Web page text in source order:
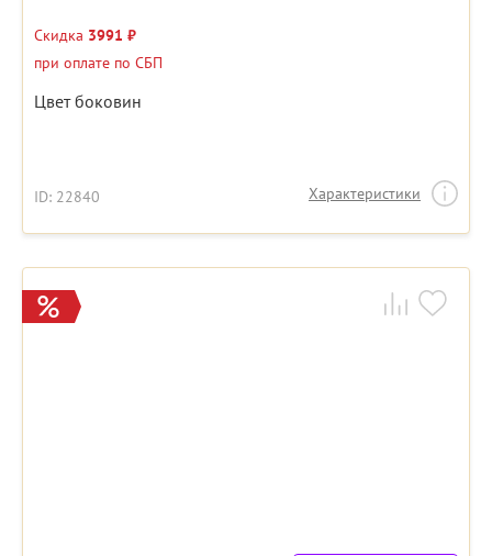
Скидка 3991 ₽
при оплате по СБП
Цвет боковин
ID: 22840 Характеристики